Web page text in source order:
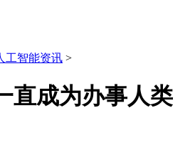
工智能资讯 >
直成为办事人类